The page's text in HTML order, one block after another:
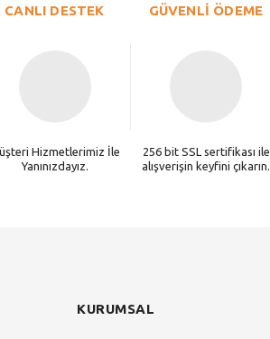
CANLI DESTEK
Hizmetlerimiz İle
Yanınızdayız.
GÜVENLİ ÖDEME
256 bit SSL sertifikası ile
alışverişin keyfini çıkarın.
KURUMSAL